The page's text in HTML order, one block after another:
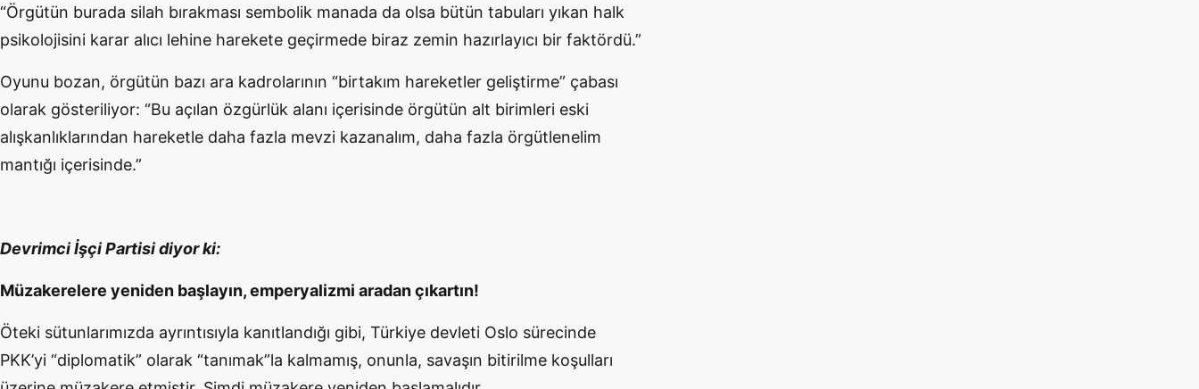
“Örgütün burada silah bırakması sembolik manada da olsa bütün tabuları yıkan halk
psikolojisini karar alıcı lehine harekete geçirmede biraz zemin hazırlayıcı bir faktördü.”
Oyunu bozan, örgütün bazı ara kadrolarının “birtakım hareketler geliştirme” çabası
olarak gösteriliyor: “Bu açılan özgürlük alanı içerisinde örgütün alt birimleri eski
alışkanlıklarından hareketle daha fazla mevzi kazanalım, daha fazla örgütlenelim
mantığı içerisinde.”
Devrimci İşçi Partisi diyor ki:
Müzakerelere yeniden başlayın, emperyalizmi aradan çıkartın!
Öteki sütunlarımızda ayrıntısıyla kanıtlandığı gibi, Türkiye devleti Oslo sürecinde
PKK’yi “diplomatik” olarak “tanımak”la kalmamış, onunla, savaşın bitirilme koşulları